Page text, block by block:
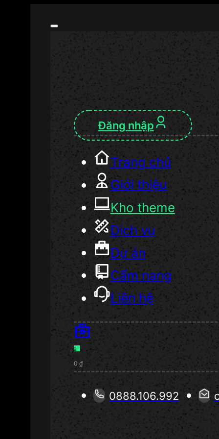
Đăng nhập
Trang chủ
Giới thiệu
Kho theme
Dịch vụ
Dự án
Cẩm nang
Liên hệ
0
0 ₫
0888.106.992